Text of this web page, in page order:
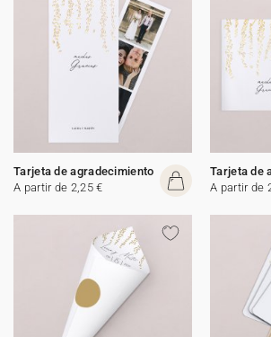
Tarjeta de agradecimiento
A partir de 2,25 €
Tarjeta de
A partir de